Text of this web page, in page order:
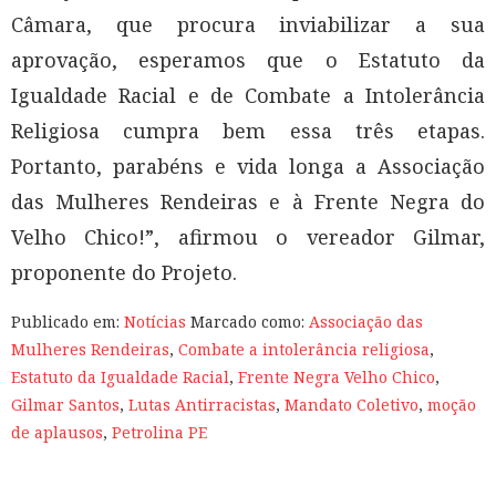
Câmara, que procura inviabilizar a sua
aprovação, esperamos que o Estatuto da
Igualdade Racial e de Combate a Intolerância
Religiosa cumpra bem essa três etapas.
Portanto, parabéns e vida longa a Associação
das Mulheres Rendeiras e à Frente Negra do
Velho Chico!”, afirmou o vereador Gilmar,
proponente do Projeto.
Publicado em: Notícias Marcado como: Associação das
Mulheres Rendeiras, Combate a intolerância religiosa,
Estatuto da Igualdade Racial, Frente Negra Velho Chico,
Gilmar Santos, Lutas Antirracistas, Mandato Coletivo, moção
de aplausos, Petrolina PE